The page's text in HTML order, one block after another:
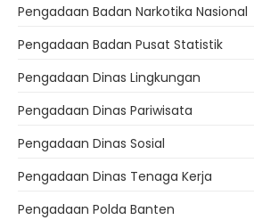
Pengadaan Badan Narkotika Nasional
Pengadaan Badan Pusat Statistik
Pengadaan Dinas Lingkungan
Pengadaan Dinas Pariwisata
Pengadaan Dinas Sosial
Pengadaan Dinas Tenaga Kerja
Pengadaan Polda Banten